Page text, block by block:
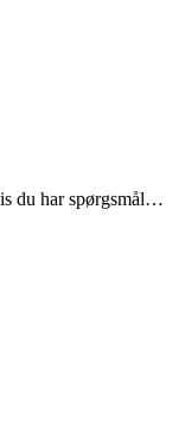
du har spørgsmål…